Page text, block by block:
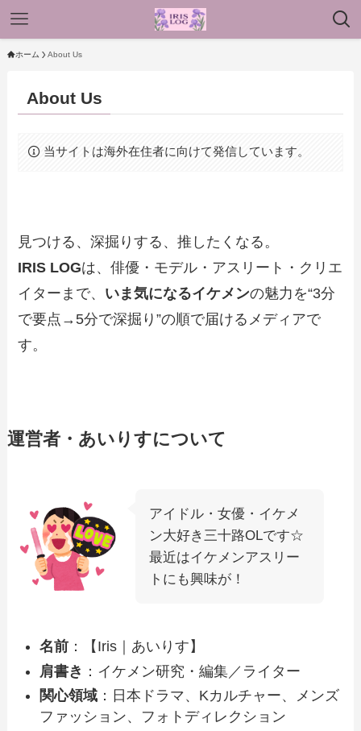
ホーム About Us
About Us
当サイトは海外在住者に向けて発信しています。
見つける、深掘りする、推したくなる。
IRIS LOGは、俳優・モデル・アスリート・クリエ
イターまで、 いま気になるイケメンの魅力を“3分
で要点→5分で深掘り”の順で届けるメディアで
す。
運営者・あいりすについて
アイドル・女優・イケメ
ン大好き三十路OLです☆
最近はイケメンアスリー
トにも興味が！
名前 ：【Iris｜あいりす】
肩書き ：イケメン研究・編集／ライター
関心領域 ：日本ドラマ、Kカルチャー、メンズ
ファッション、フォトディレクション